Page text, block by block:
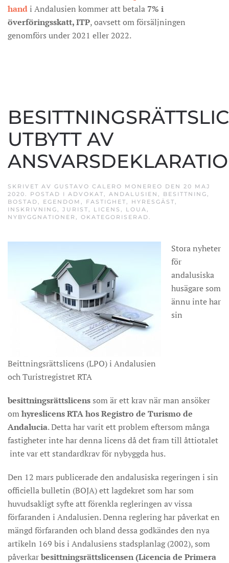
handi Andalusien kommer att betala 7% i
överföringsskatt, ITP, oavsett om försäljningen
genomförs under 2021 eller 2022.
UTBYTT AV
SKRIVET AV GUSTAVO CALERO MONEREO DEN 20 MAJ
2020. POSTAD I ADVOKAT, ANDALUSIEN , BESITTNING,
BOSTAD, EGENDOM , FASTIGHET, HYRESGÄST,
INSKRIVNING, JURIST, LICENS , LOUA,
NYBYGGNATIONER , OKATEGORISERAD.
Beittningsrättslicens (LPO) i Andalusien
och Turistregistret RTA
Stora nyheter
för
andalusiska
husägare som
ännu inte har
sin
besittningsrättslicens som är ett krav när man ansöker
omhyreslicens RTA hos Registro de Turismo de
Andalucia. Detta har varit ett problem eftersom många
fastigheter inte har denna licens då det fram till åttiotalet
inte var ett standardkrav för nybyggda hus.
Den 12 mars publicerade den andalusiska regeringen i sin
officiella bulletin (BOJA) ett lagdekret som har som
huvudsakligt syfte att förenkla regleringen av vissa
förfaranden i Andalusien. Denna reglering har påverkat en
mängd förfaranden och bland dessa godkändes den nya
artikeln 169 bis i Andalusiens stadsplanlag (2002), som
påverkarbesittningsrättslicensen (Licencia de Primera